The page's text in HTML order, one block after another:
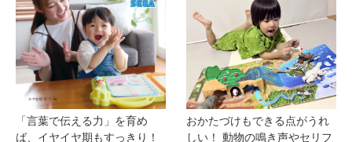
「言葉で伝える力」を育め
ば、イヤイヤ期もすっきり！
おかたづけもできる点がうれ
しい！ 動物の鳴き声やセリフ